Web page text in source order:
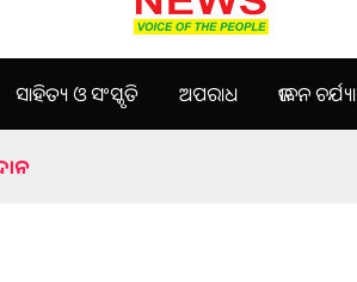
ସାହିତ୍ୟ ଓ ସଂସ୍କୃତି ଅପରାଧ ଜୀବନ ଚର୍ଯ୍ୟା